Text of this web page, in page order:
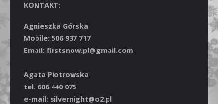
KONTAKT:
Agnieszka Górska
Mobile: 506 937 717
Email: firstsnow.pl@gmail.com
Agata Piotrowska
tel. 606 440 075
e-mail: silvernight@o2.pl